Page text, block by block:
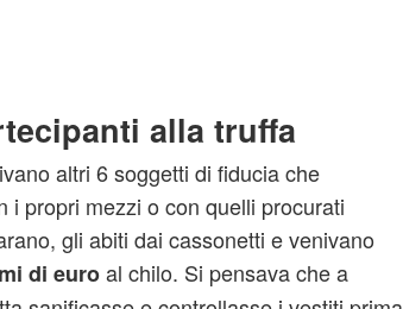
alla truffa
altri 6 soggetti di fiducia che
i propri mezzi o con quelli procurati
gli abiti dai cassonetti e venivano
di euroal chilo. Si pensava che a